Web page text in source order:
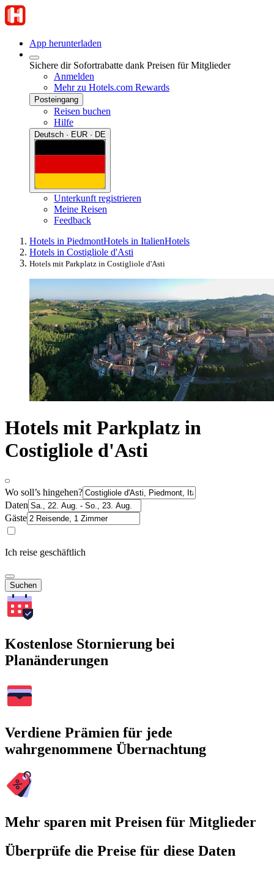
App herunterladen
Sichere dir Sofortrabatte dank Preisen für Mitglieder
Anmelden
Mehr zu Hotels.com Rewards
Posteingang
Reisen buchen
Hilfe
Deutsch · EUR · DE
Unterkunft registrieren
Meine Reisen
Feedback
Hotels in PiedmontHotels in ItalienHotels
Hotels in Costigliole d'Asti
Hotels mit Parkplatz in Costigliole d'Asti
Hotels mit Parkplatz in
Costigliole d'Asti
Wo soll’s hingehen?
Daten
Gäste
Ich reise geschäftlich
Suchen
Kostenlose Stornierung bei
Planänderungen
Verdiene Prämien für jede
wahrgenommene Übernachtung
Mehr sparen mit Preisen für Mitglieder
Überprüfe die Preise für diese Daten